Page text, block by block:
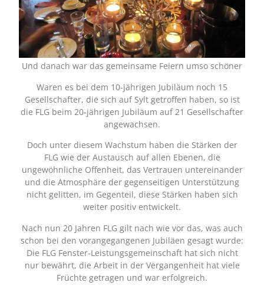
Und danach war das gemeinsame Feiern umso schöner
Waren es bei dem 10-jährigen Jubiläum noch 15
Gesellschafter, die sich auf Sylt getroffen haben, so ist
die FLG beim 20-jährigen Jubiläum auf 21 Gesellschafter
angewachsen.
Doch unter diesem Wachstum haben die Stärken der
FLG wie der Austausch auf allen Ebenen, die
ungewöhnliche Offenheit, das Vertrauen untereinander
und die Atmosphäre der gegenseitigen Unterstützung
nicht gelitten, im Gegenteil, diese Stärken haben sich
weiter positiv entwickelt.
Nach nun 20 Jahren FLG gilt nach wie vor das, was auch
schon bei den vorangegangenen Jubiläen gesagt wurde:
Die FLG Fenster-Leistungsgemeinschaft hat sich nicht
nur bewährt, die Arbeit in der Vergangenheit hat viele
Früchte getragen und war erfolgreich.